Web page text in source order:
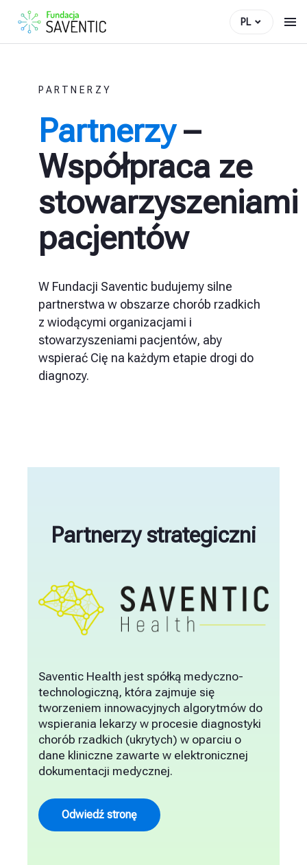
PL
PARTNERZY
Partnerzy–
Współpraca ze
stowarzyszeniami
pacjentów
W Fundacji Saventic budujemy silne
partnerstwa w obszarze chorób rzadkich
z wiodącymi organizacjami i
stowarzyszeniami pacjentów, aby
wspierać Cię na każdym etapie drogi do
diagnozy.
Partnerzy strategiczni
Saventic Health jest spółką medyczno-
technologiczną, która zajmuje się
tworzeniem innowacyjnych algorytmów do
wspierania lekarzy w procesie diagnostyki
chorób rzadkich (ukrytych) w oparciu o
dane kliniczne zawarte w elektronicznej
dokumentacji medycznej.
Odwiedź stronę